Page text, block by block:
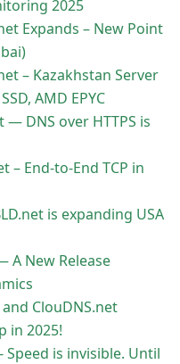
2025
Expands – New Point
– Kazakhstan Server
AMD EPYC
— DNS over HTTPS is
– End-to-End TCP in
is expanding USA
A New Release
ClouDNS.net
in 2025!
Speed is invisible. Until